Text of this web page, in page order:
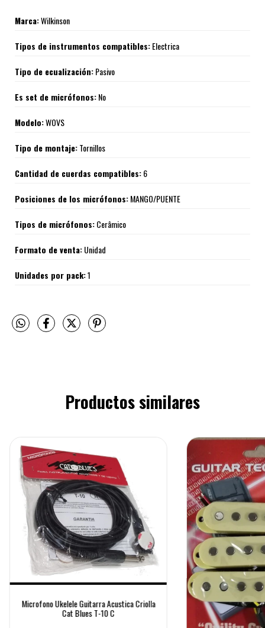
Marca:Wilkinson
Tipos de instrumentos compatibles:Electrica
Tipo de ecualización:Pasivo
Es set de micrófonos:No
Modelo:WOVS
Tipo de montaje:Tornillos
Cantidad de cuerdas compatibles:6
Posiciones de los micrófonos:MANGO/PUENTE
Tipos de micrófonos:Cerâmico
Formato de venta:Unidad
Unidades por pack:1
Productos similares
Microfono Ukelele Guitarra Acustica Criolla
Cat Blues T-10 C